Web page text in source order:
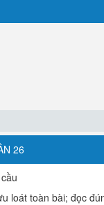
26
loát toàn bài; đọc